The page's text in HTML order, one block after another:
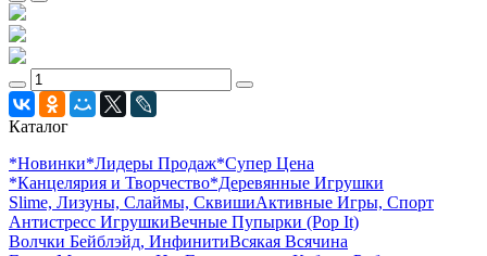
Каталог
*Новинки*Лидеры Продаж*Супер Цена
*Канцелярия и Творчество*Деревянные Игрушки
Slime, Лизуны, Слаймы, СквишиАктивные Игры, Спорт
Антистресс ИгрушкиВечные Пупырки (Pop It)
Волчки Бейблэйд, ИнфинитиВсякая Всячина